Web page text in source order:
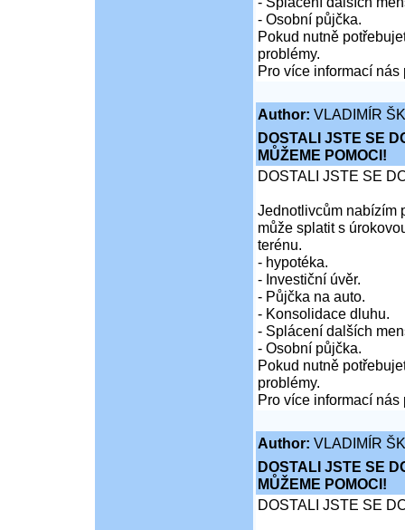
- Osobní půjčka.
Pokud nutně
problémy.
Pro více informací nás
Author: VLADIMÍR
DOSTALI JSTE SE
MŮŽEME POMOCI!
DOSTALI JSTE SE
Jednotlivcům nabízím
může splatit s
terénu.
- hypotéka.
- Investiční úvěr.
- Půjčka na auto.
- Konsolidace dluhu.
- Splácení dalších
- Osobní půjčka.
Pokud nutně
problémy.
Pro více informací nás
Author: VLADIMÍR
DOSTALI JSTE SE
MŮŽEME POMOCI!
DOSTALI JSTE SE